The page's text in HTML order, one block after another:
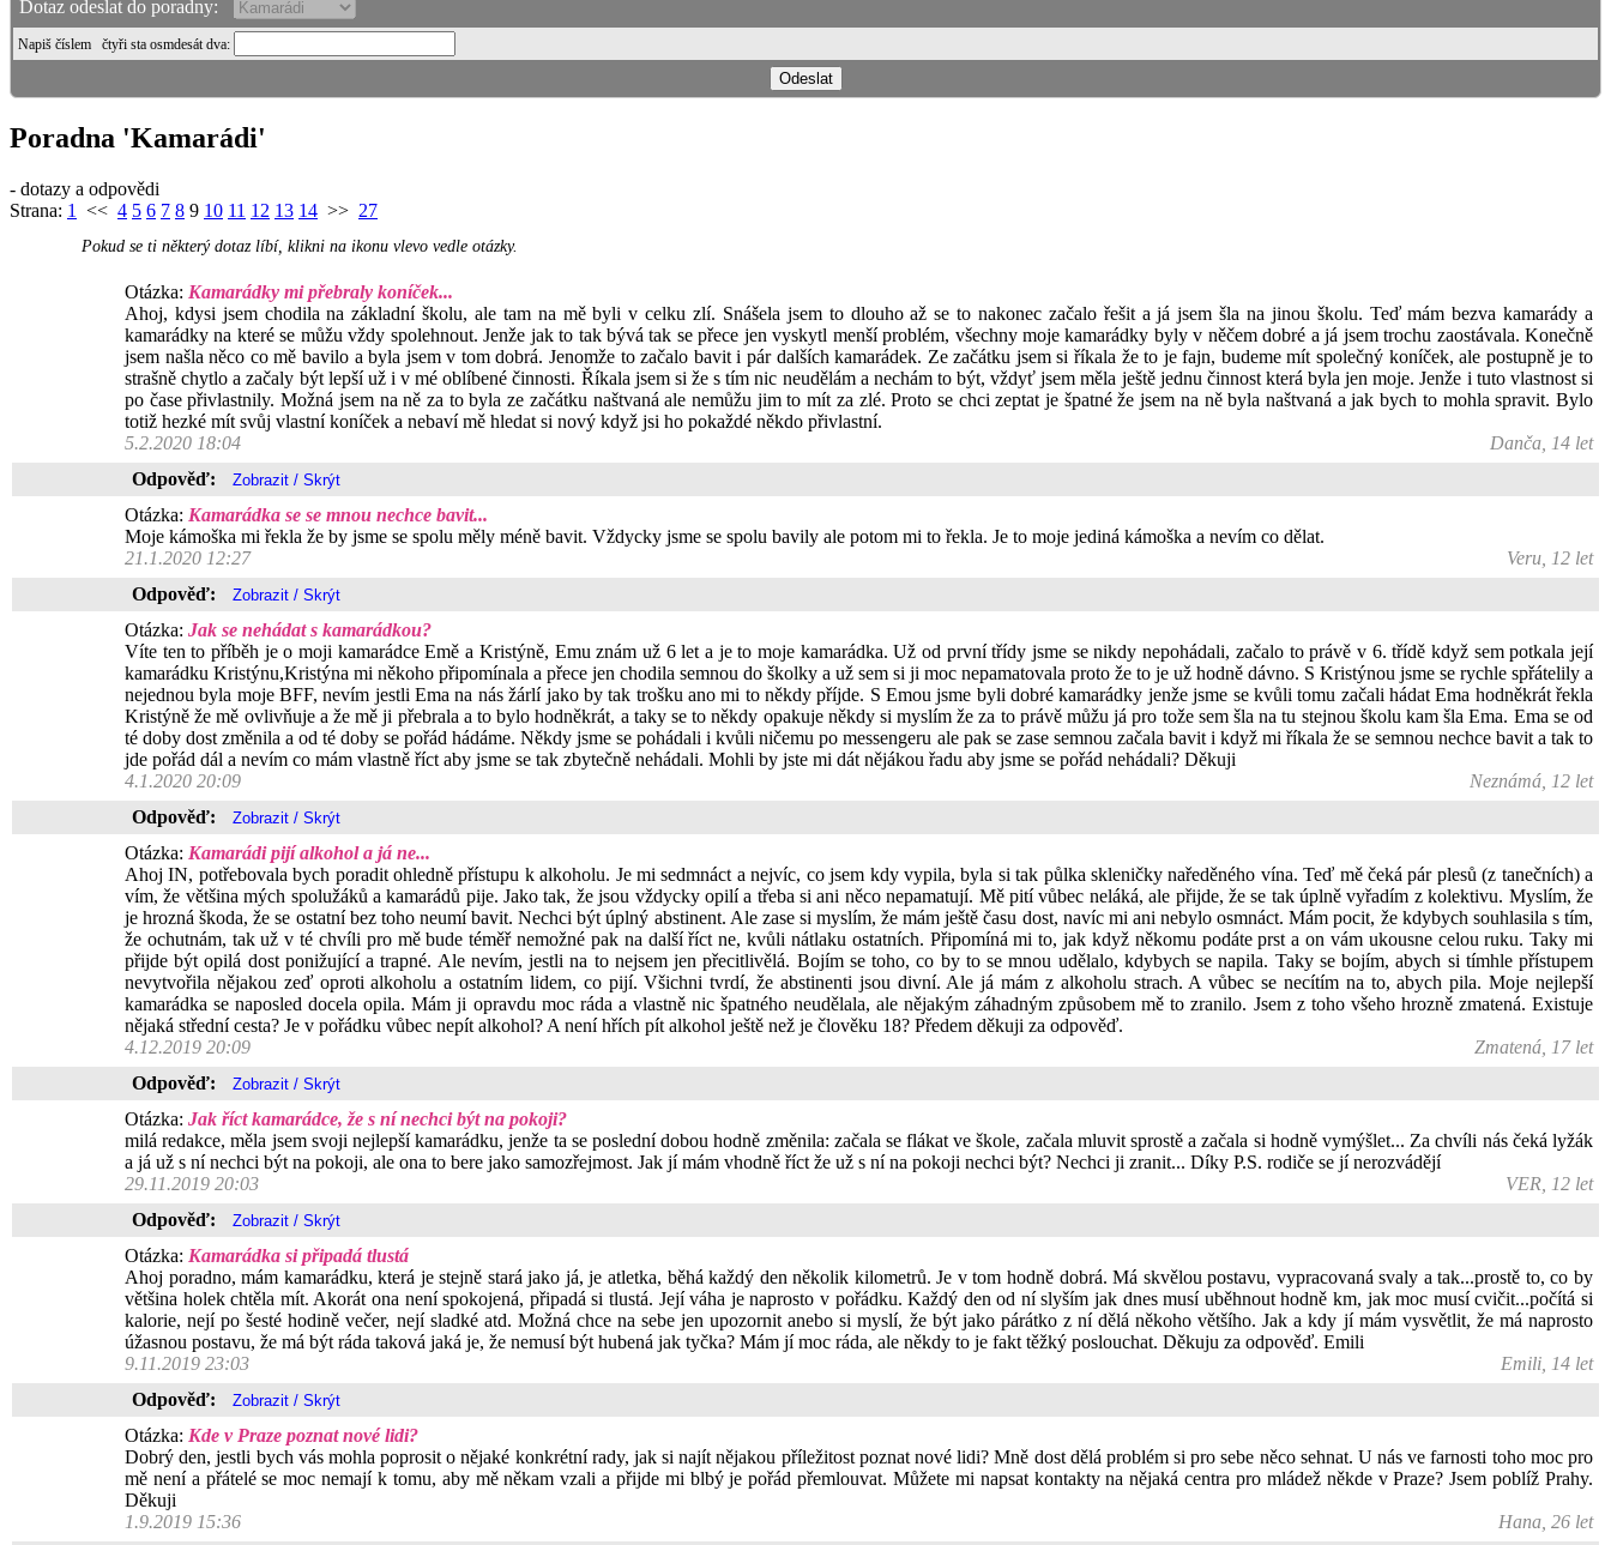
Dotaz odeslat do poradny:
Napiš číslem čtyři sta osmdesát dva:
Poradna 'Kamarádi'
- dotazy a odpovědi
Strana: 1 << 4 5 6 7 8 9 10 11 12 13 14 >> 27
Pokud se ti některý dotaz líbí, klikni na ikonu vlevo vedle otázky.
Otázka: Kamarádky mi přebraly koníček...
Ahoj, kdysi jsem chodila na základní školu, ale tam na mě byli v celku zlí. Snášela jsem to dlouho až se to nakonec začalo řešit a já jsem šla na jinou školu. Teď mám bezva kamarády a
kamarádky na které se můžu vždy spolehnout. Jenže jak to tak bývá tak se přece jen vyskytl menší problém, všechny moje kamarádky byly v něčem dobré a já jsem trochu zaostávala. Konečně
jsem našla něco co mě bavilo a byla jsem v tom dobrá. Jenomže to začalo bavit i pár dalších kamarádek. Ze začátku jsem si říkala že to je fajn, budeme mít společný koníček, ale postupně je to
strašně chytlo a začaly být lepší už i v mé oblíbené činnosti. Říkala jsem si že s tím nic neudělám a nechám to být, vždyť jsem měla ještě jednu činnost která byla jen moje. Jenže i tuto vlastnost si
po čase přivlastnily. Možná jsem na ně za to byla ze začátku naštvaná ale nemůžu jim to mít za zlé. Proto se chci zeptat je špatné že jsem na ně byla naštvaná a jak bych to mohla spravit. Bylo
totiž hezké mít svůj vlastní koníček a nebaví mě hledat si nový když jsi ho pokaždé někdo přivlastní.
5.2.2020 18:04
Danča, 14 let
Odpověď:
Otázka: Kamarádka se se mnou nechce bavit...
Moje kámoška mi řekla že by jsme se spolu měly méně bavit. Vždycky jsme se spolu bavily ale potom mi to řekla. Je to moje jediná kámoška a nevím co dělat.
21.1.2020 12:27
Veru, 12 let
Odpověď:
Otázka: Jak se nehádat s kamarádkou?
Víte ten to příběh je o moji kamarádce Emě a Kristýně, Emu znám už 6 let a je to moje kamarádka. Už od první třídy jsme se nikdy nepohádali, začalo to právě v 6. třídě když sem potkala její
kamarádku Kristýnu,Kristýna mi někoho připomínala a přece jen chodila semnou do školky a už sem si ji moc nepamatovala proto že to je už hodně dávno. S Kristýnou jsme se rychle spřátelily a
nejednou byla moje BFF, nevím jestli Ema na nás žárlí jako by tak trošku ano mi to někdy příjde. S Emou jsme byli dobré kamarádky jenže jsme se kvůli tomu začali hádat Ema hodněkrát řekla
Kristýně že mě ovlivňuje a že mě ji přebrala a to bylo hodněkrát, a taky se to někdy opakuje někdy si myslím že za to právě můžu já pro tože sem šla na tu stejnou školu kam šla Ema. Ema se od
té doby dost změnila a od té doby se pořád hádáme. Někdy jsme se pohádali i kvůli ničemu po messengeru ale pak se zase semnou začala bavit i když mi říkala že se semnou nechce bavit a tak to
jde pořád dál a nevím co mám vlastně říct aby jsme se tak zbytečně nehádali. Mohli by jste mi dát nějákou řadu aby jsme se pořád nehádali? Děkuji
4.1.2020 20:09
Neznámá, 12 let
Odpověď:
Otázka: Kamarádi pijí alkohol a já ne...
Ahoj IN, potřebovala bych poradit ohledně přístupu k alkoholu. Je mi sedmnáct a nejvíc, co jsem kdy vypila, byla si tak půlka skleničky naředěného vína. Teď mě čeká pár plesů (z tanečních) a
vím, že většina mých spolužáků a kamarádů pije. Jako tak, že jsou vždycky opilí a třeba si ani něco nepamatují. Mě pití vůbec neláká, ale přijde, že se tak úplně vyřadím z kolektivu. Myslím, že
je hrozná škoda, že se ostatní bez toho neumí bavit. Nechci být úplný abstinent. Ale zase si myslím, že mám ještě času dost, navíc mi ani nebylo osmnáct. Mám pocit, že kdybych souhlasila s tím,
že ochutnám, tak už v té chvíli pro mě bude téměř nemožné pak na další říct ne, kvůli nátlaku ostatních. Připomíná mi to, jak když někomu podáte prst a on vám ukousne celou ruku. Taky mi
přijde být opilá dost ponižující a trapné. Ale nevím, jestli na to nejsem jen přecitlivělá. Bojím se toho, co by to se mnou udělalo, kdybych se napila. Taky se bojím, abych si tímhle přístupem
nevytvořila nějakou zeď oproti alkoholu a ostatním lidem, co pijí. Všichni tvrdí, že abstinenti jsou divní. Ale já mám z alkoholu strach. A vůbec se necítím na to, abych pila. Moje nejlepší
kamarádka se naposled docela opila. Mám ji opravdu moc ráda a vlastně nic špatného neudělala, ale nějakým záhadným způsobem mě to zranilo. Jsem z toho všeho hrozně zmatená. Existuje
nějaká střední cesta? Je v pořádku vůbec nepít alkohol? A není hřích pít alkohol ještě než je člověku 18? Předem děkuji za odpověď.
4.12.2019 20:09
Zmatená, 17 let
Odpověď:
Otázka: Jak říct kamarádce, že s ní nechci být na pokoji?
milá redakce, měla jsem svoji nejlepší kamarádku, jenže ta se poslední dobou hodně změnila: začala se flákat ve škole, začala mluvit sprostě a začala si hodně vymýšlet... Za chvíli nás čeká lyžák
a já už s ní nechci být na pokoji, ale ona to bere jako samozřejmost. Jak jí mám vhodně říct že už s ní na pokoji nechci být? Nechci ji zranit... Díky P.S. rodiče se jí nerozvádějí
29.11.2019 20:03
VER, 12 let
Odpověď:
Otázka: Kamarádka si připadá tlustá
Ahoj poradno, mám kamarádku, která je stejně stará jako já, je atletka, běhá každý den několik kilometrů. Je v tom hodně dobrá. Má skvělou postavu, vypracovaná svaly a tak...prostě to, co by
většina holek chtěla mít. Akorát ona není spokojená, připadá si tlustá. Její váha je naprosto v pořádku. Každý den od ní slyším jak dnes musí uběhnout hodně km, jak moc musí cvičit...počítá si
kalorie, nejí po šesté hodině večer, nejí sladké atd. Možná chce na sebe jen upozornit anebo si myslí, že být jako párátko z ní dělá někoho většího. Jak a kdy jí mám vysvětlit, že má naprosto
úžasnou postavu, že má být ráda taková jaká je, že nemusí být hubená jak tyčka? Mám jí moc ráda, ale někdy to je fakt těžký poslouchat. Děkuju za odpověď. Emili
9.11.2019 23:03
Emili, 14 let
Odpověď:
Otázka: Kde v Praze poznat nové lidi?
Dobrý den, jestli bych vás mohla poprosit o nějaké konkrétní rady, jak si najít nějakou příležitost poznat nové lidi? Mně dost dělá problém si pro sebe něco sehnat. U nás ve farnosti toho moc pro
mě není a přátelé se moc nemají k tomu, aby mě někam vzali a přijde mi blbý je pořád přemlouvat. Můžete mi napsat kontakty na nějaká centra pro mládež někde v Praze? Jsem poblíž Prahy.
Děkuji
1.9.2019 15:36
Hana, 26 let